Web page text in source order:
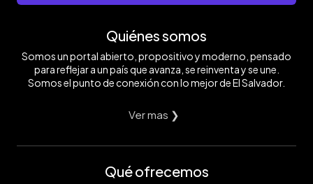
Quiénes somos
Somos un portal abierto, propositivo y moderno, pensado
para reflejar a un país que avanza, se reinventa y se une.
Somos el punto de conexión con lo mejor de El Salvador.
Ver mas ❯
Qué ofrecemos